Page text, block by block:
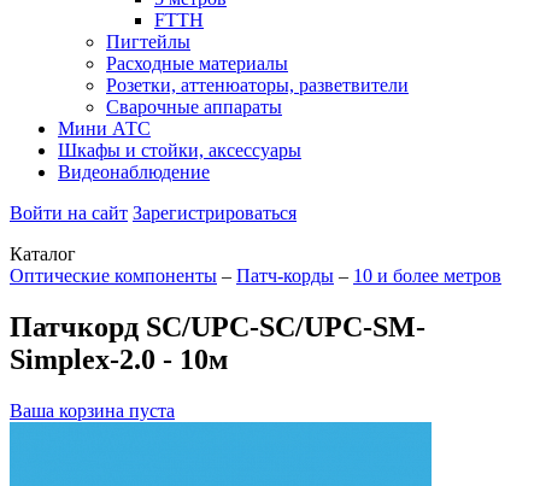
FTTH
Пигтейлы
Расходные материалы
Розетки, аттенюаторы, разветвители
Сварочные аппараты
Мини АТС
Шкафы и стойки, аксессуары
Видеонаблюдение
Войти на сайт Зарегистрироваться
Каталог
Оптические компоненты – Патч-корды – 10 и более метров
Патчкорд SC/UPC-SC/UPC-SM-
Simplex-2.0 - 10м
Ваша корзина пуста